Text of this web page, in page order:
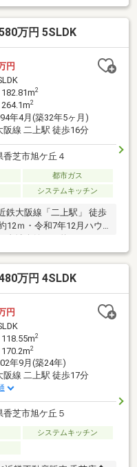
ご入居後の暮らしに合わ
。センチュリー21のネッ
フターサービスまで安
たします。◆住まいづく
談ください◆
万円 5SLDK
円
2
2
年4月(築32年5ヶ月)
阪線 二上駅 徒歩16分
香芝市旭ケ丘４
都市ガス
システムキッチン
鉄大阪線「二上駅」 徒歩
12ｍ・令和7年12月ハウ
自治会館まで約20ｍ・2
境・旭ヶ丘小学校まで
社では、ネットで他社様
能です。併せて内覧を
申し付け下さい。
万円 4SLDK
円
2
2
年9月(築24年)
阪線 二上駅 徒歩17分
香芝市旭ケ丘５
システムキッチン